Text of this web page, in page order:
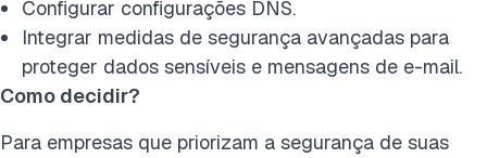
Configurar configurações DNS.
Integrar medidas de segurança avançadas para
proteger dados sensíveis e mensagens de e-mail.
Como decidir?
Para empresas que priorizam a segurança de suas